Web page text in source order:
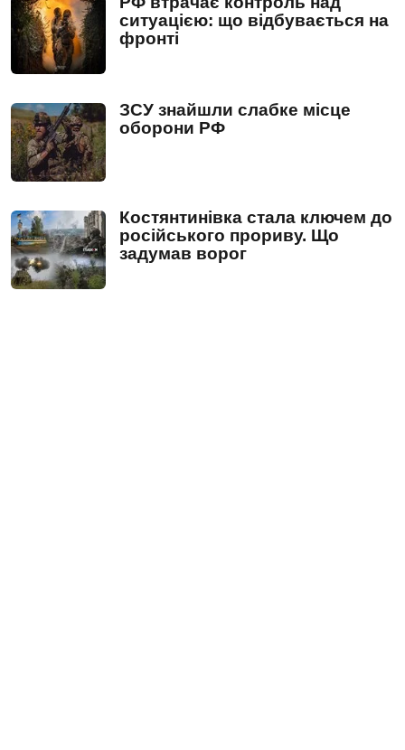
ситуацією: що відбувається на
фронті
ЗСУ знайшли слабке місце
оборони РФ
Костянтинівка стала ключем до
російського прориву. Що
задумав ворог